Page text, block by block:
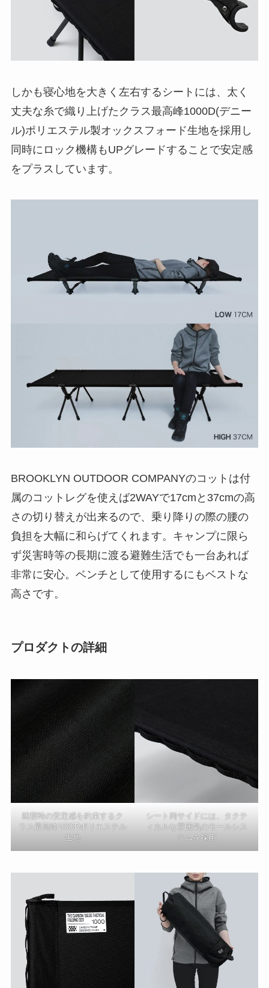
しかも寝心地を大きく左右するシートには、太く
丈夫な糸で織り上げたクラス最高峰1000D(デニー
ル)ポリエステル製オックスフォード生地を採用し
同時にロック機構もUPグレードすることで安定感
をプラスしています。
BROOKLYN OUTDOOR COMPANYのコットは付
属のコットレグを使えば2WAYで17cmと37cmの高
さの切り替えが出来るので、乗り降りの際の腰の
負担を大幅に和らげてくれます。キャンプに限ら
ず災害時等の長期に渡る避難生活でも一台あれば
非常に安心。ベンチとして使用するにもベストな
高さです。
プロダクトの詳細
就寝時の安定感を約束するク
ラス最高峰1000Dポリエステル
生地
シート両サイドには、タクテ
ィカルな雰囲気のモールシス
テムを採用